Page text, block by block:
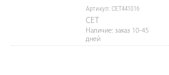
Артикул: CET441016
CET
Наличие: заказ 10-45
дней